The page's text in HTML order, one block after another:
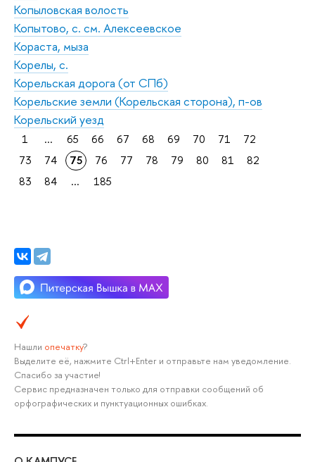
Копыловская волость
Копытово, с. см. Алексеевское
Кораста, мыза
Корелы, с.
Корельская дорога (от СПб)
Корельские земли (Корельская сторона), п-ов
Корельский уезд
1 ... 65 66 67 68 69 70 71
72
73
74 75 76 77 78 79 80 81
82
83
84 ... 185
Нашли опечатку?
Выделите её, нажмите Ctrl+Enter и отправьте нам уведомление.
Спасибо за участие!
Сервис предназначен только для отправки сообщений об
орфографических и пунктуационных ошибках.